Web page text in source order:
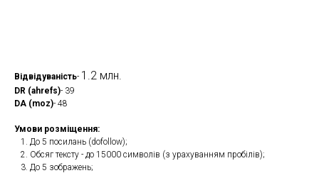
Відвідуваність- 1.2 млн.
DR (ahrefs)- 39
DA (moz)- 48
Умови розміщення:
До 5 посилань (dofollow);
Обсяг тексту - до 15000 символів (з урахуванням пробілів);
До 5 зображень;